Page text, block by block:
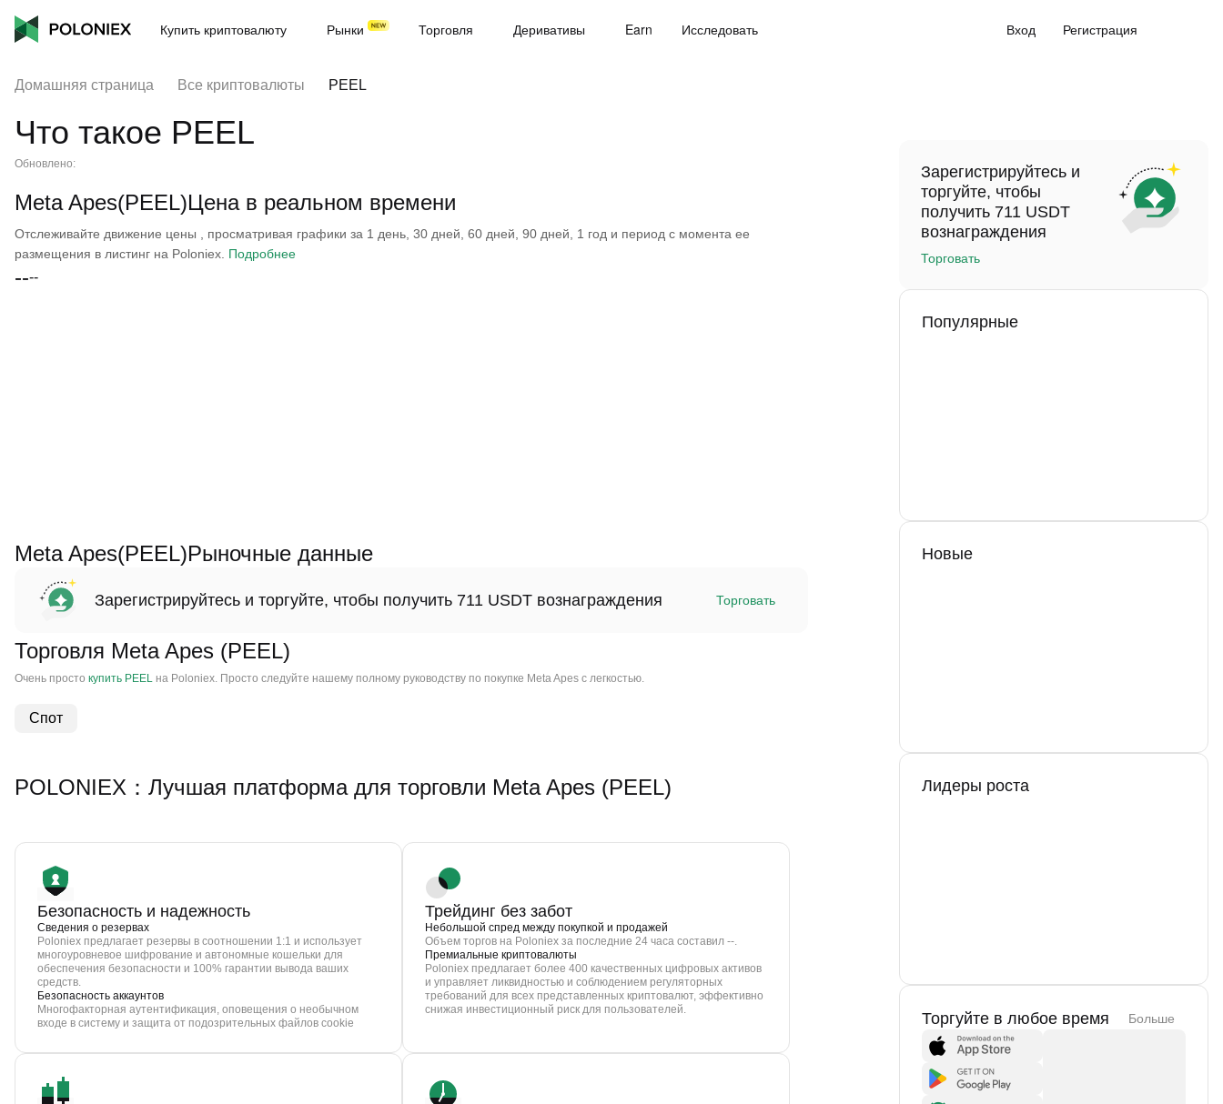
Купить криптовалюту Рынки Торговля Деривативы Earn Исследовать Вход Регистрация
Домашняя страница Все криптовалюты PEEL
Что такое PEEL
Обновлено:
Meta Apes(PEEL)Цена в реальном времени
Отслеживайте движение цены , просматривая графики за 1 день, 30 дней, 60 дней, 90 дней, 1 год и период с момента ее
размещения в листинг на Poloniex. Подробнее
----
Meta Apes(PEEL)Рыночные данные
Зарегистрируйтесь и торгуйте, чтобы получить 711 USDT вознаграждения Торговать
Торговля Meta Apes (PEEL)
Очень просто купить PEEL на Poloniex. Просто следуйте нашему полному руководству по покупке Meta Apes с легкостью.
Спот
POLONIEX：Лучшая платформа для торговли Meta Apes (PEEL)
Безопасность и надежность
Сведения о резервах
Poloniex предлагает резервы в соотношении 1:1 и использует
многоуровневое шифрование и автономные кошельки для
обеспечения безопасности и 100% гарантии вывода ваших
средств.
Безопасность аккаунтов
Многофакторная аутентификация, оповещения о необычном
входе в систему и защита от подозрительных файлов cookie
Трейдинг без забот
Небольшой спред между покупкой и продажей
Объем торгов на Poloniex за последние 24 часа составил --.
Премиальные криптовалюты
Poloniex предлагает более 400 качественных цифровых активов
и управляет ликвидностью и соблюдением регуляторных
требований для всех представленных криптовалют, эффективно
снижая инвестиционный риск для пользователей.
Зарегистрируйтесь и
торгуйте, чтобы
получить 711 USDT
вознаграждения
Торговать
Популярные
Новые
Лидеры роста
Торгуйте в любое время Больше